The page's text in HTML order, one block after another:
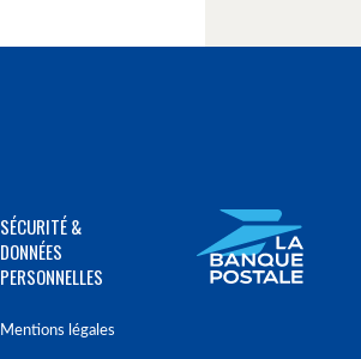
SÉCURITÉ &
DONNÉES
PERSONNELLES
Mentions légales